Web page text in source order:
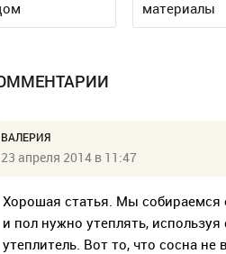
материалы
ВАЛЕРИЯ
23 апреля 2014 в 11:47
Хорошая статья. Мы собираемся
и пол нужно утеплять,
утеплитель. Вот то, что сосна